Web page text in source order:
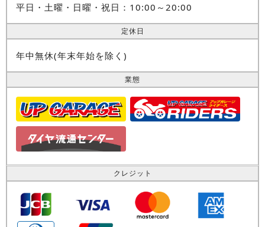
平日・土曜・日曜・祝日：10:00～20:00
定休日
年中無休(年末年始を除く)
業態
クレジット